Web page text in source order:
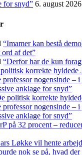
for snyd” 6. august 2026
“Imamer kan bestå
ord af det”
“Derfor har de kun
korrekte hyldede
professor nogensinde – i
anklage for snyd”
politisk korrekte
professor nogensinde – i
anklage for snyd”
på 32 procent –
Løkke vil hente
nok se på, hvad